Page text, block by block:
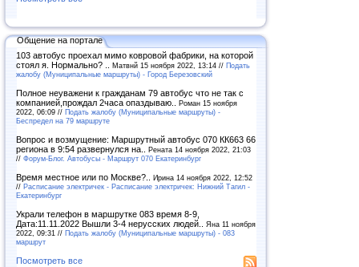
Общение на портале
103 автобус проехал мимо ковровой фабрики, на которой
стоял я. Нормально? .. Матвнй 15 ноября 2022, 13:14 // Подать
жалобу (Муниципальные маршруты) - Город Березовский
Полное неуважени к гражданам 79 автобус что не так с
компанией,прождал 2часа опаздываю.. Роман 15 ноября
2022, 06:09 // Подать жалобу (Муниципальные маршруты) -
Беспредел на 79 маршруте
Вопрос и возмущение: Маршрутный автобус 070 КК663 66
региона в 9:54 развернулся на.. Рената 14 ноября 2022, 21:03
// Форум-Блог. Автобусы - Маршрут 070 Екатеринбург
Время местное или по Москве?.. Ирина 14 ноября 2022, 12:52
// Расписание электричек - Расписание электричек: Нижний Тагил -
Екатеринбург
Украли телефон в маршрутке 083 время 8-9,
Дата:11.11.2022 Вышли 3-4 нерусских людей.. Яна 11 ноября
2022, 09:31 // Подать жалобу (Муниципальные маршруты) - 083
маршрут
Посмотреть все